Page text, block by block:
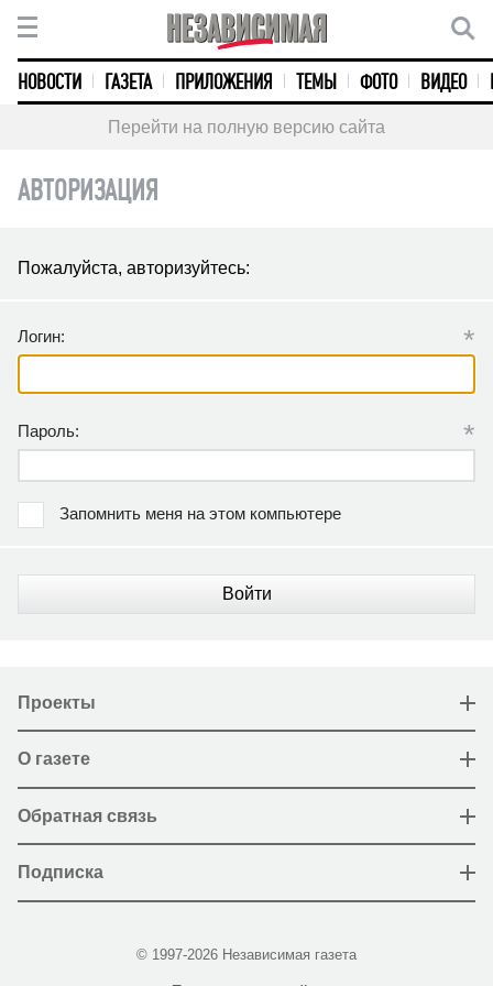
НОВОСТИ ГАЗЕТА ПРИЛОЖЕНИЯ ТЕМЫ ФОТО ВИДЕО
Перейти на полную версию сайта
АВТОРИЗАЦИЯ
Пожалуйста, авторизуйтесь:
Логин: *
Пароль: *
Запомнить меня на этом компьютере
Войти
Проекты
О газете
Обратная связь
Подписка
© 1997-2026 Независимая газета